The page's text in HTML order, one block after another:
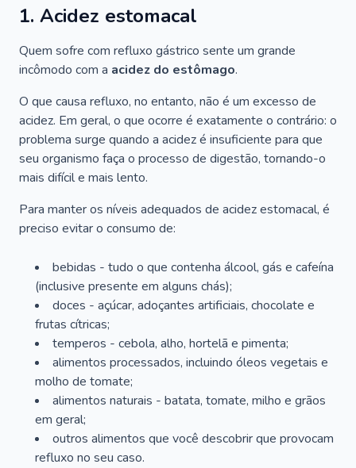
1. Acidez estomacal
Quem sofre com refluxo gástrico sente um grande
incômodo com a acidez do estômago.
O que causa refluxo, no entanto, não é um excesso de
acidez. Em geral, o que ocorre é exatamente o contrário: o
problema surge quando a acidez é insuficiente para que
seu organismo faça o processo de digestão, tornando-o
mais difícil e mais lento.
Para manter os níveis adequados de acidez estomacal, é
preciso evitar o consumo de:
bebidas - tudo o que contenha álcool, gás e cafeína
(inclusive presente em alguns chás);
doces - açúcar, adoçantes artificiais, chocolate e
frutas cítricas;
temperos - cebola, alho, hortelã e pimenta;
alimentos processados, incluindo óleos vegetais e
molho de tomate;
alimentos naturais - batata, tomate, milho e grãos
em geral;
outros alimentos que você descobrir que provocam
refluxo no seu caso.